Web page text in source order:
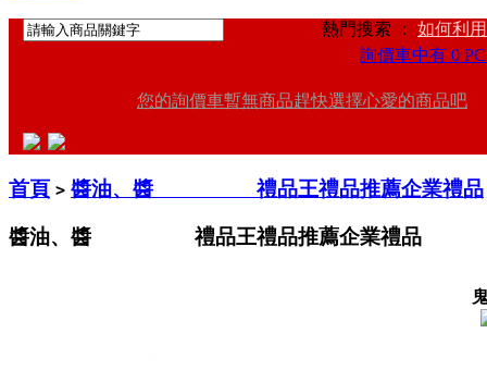
熱門搜索 ： 如何利
詢價車中有 0
您的詢價車暫無商品趕快選擇心愛的商品吧
首頁 > 醬油、醬 禮品王禮品推薦企業禮品
醬油、醬 禮品王禮品推薦企業禮品